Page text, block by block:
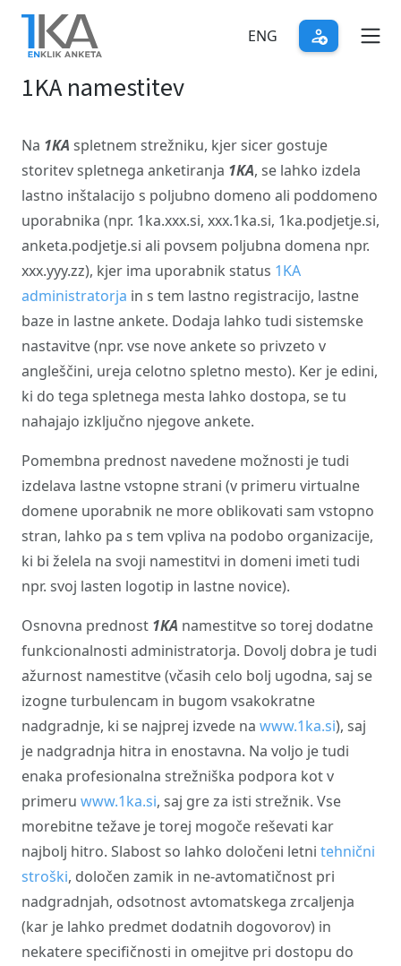
Skip
main
content
ENG
1KA namestitev
Na 1KA spletnem strežniku, kjer sicer gostuje
storitev spletnega anketiranja 1KA, se lahko izdela
lastno inštalacijo s poljubno domeno ali poddomeno
uporabnika (npr. 1ka.xxx.si, xxx.1ka.si, 1ka.podjetje.si,
anketa.podjetje.si ali povsem poljubna domena npr.
xxx.yyy.zz), kjer ima uporabnik status 1KA
administratorja in s tem lastno registracijo, lastne
baze in lastne ankete. Dodaja lahko tudi sistemske
nastavitve (npr. vse nove ankete so privzeto v
angleščini, ureja celotno spletno mesto). Ker je edini,
ki do tega spletnega mesta lahko dostopa, se tu
nahajajo izključno njegove ankete.
Pomembna prednost navedene možnosti je tudi
izdelava lastne vstopne strani (v primeru virtualne
domene uporabnik ne more oblikovati sam vstopno
stran, lahko pa s tem vpliva na podobo organizacije,
ki bi želela na svoji namestitvi in domeni imeti tudi
npr. svoj lasten logotip in lastne novice).
Osnovna prednost 1KA namestitve so torej dodatne
funkcionalnosti administratorja. Dovolj dobra je tudi
ažurnost namestitve (včasih celo bolj ugodna, saj se
izogne turbulencam in bugom vsakokratne
nadgradnje, ki se najprej izvede na www.1ka.si), saj
je nadgradnja hitra in enostavna. Na voljo je tudi
enaka profesionalna strežniška podpora kot v
primeru www.1ka.si, saj gre za isti strežnik. Vse
morebitne težave je torej mogoče reševati kar
najbolj hitro. Slabost so lahko določeni letni tehnični
stroški, določen zamik in ne-avtomatičnost pri
nadgradnjah, odsotnost avtomatskega zrcaljenja
(kar je lahko predmet dodatnih dogovorov) in
nekatere specifičnosti in omejitve pri dostopu do